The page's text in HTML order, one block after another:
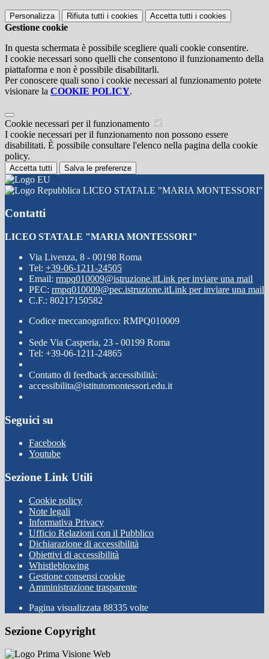
Personalizza Rifiuta tutti i cookies Accetta tutti i cookies
Gestione cookie
In questa schermata è possibile scegliere quali cookie consentire.
I cookie necessari sono quelli che consentono il funzionamento della
piattaforma e non è possibile disabilitarli.
Per conoscere quali sono i cookie necessari al funzionamento potete
visionare la COOKIE POLICY.
Cookie necessari per il funzionamento
I cookie necessari per il funzionamento non possono essere
disabilitati. È possibile consultare l'elenco nella pagina della cookie
policy.
Accetta tutti Salva le preferenze
LICEO STATALE "MARIA MONTESSORI"
Contatti
LICEO STATALE "MARIA MONTESSORI"
Via Livenza, 8 - 00198 Roma
Tel: +39-06-1211-24505
Email: rmpq010009@istruzione.itLink per inviare una mail
PEC: rmpq010009@pec.istruzione.itLink per inviare una mail
C.F.: 80217150582
Codice meccanografico: RMPQ010009
Sede Via Casperia, 23 - 00199 Roma
Tel: +39-06-1211-24865
Contatto di feedback accessibilità:
accessibilita@istitutomontessori.edu.it
Seguici su
Facebook
Youtube
Sezione Link Utili
Cookie policy
Note legali
Informativa Privacy
Ufficio Relazioni con il Pubblico
Dichiarazione di accessibilità
Obiettivi di accessibilità
Whistleblowing
Gestione consensi cookie
Amministrazione trasparente
Pagina visualizzata 88335 volte
Sezione Copyright